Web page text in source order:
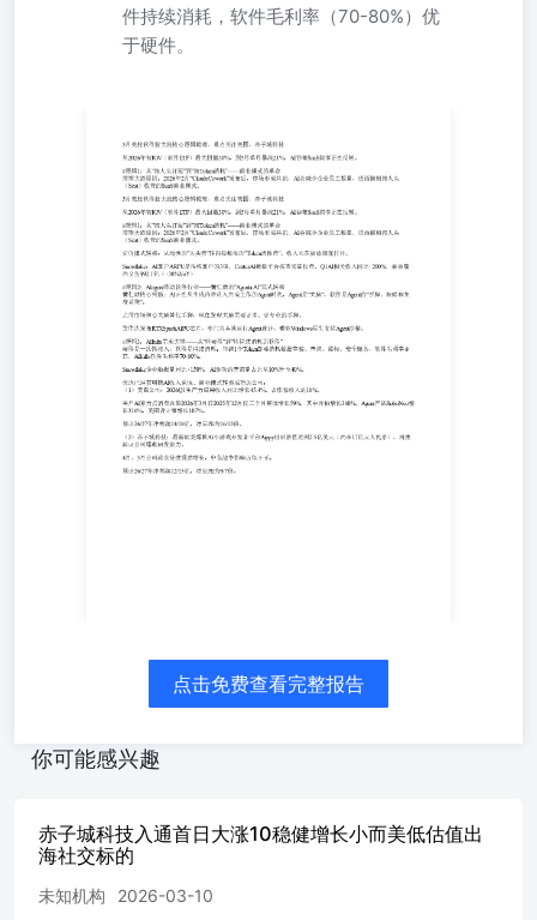
件持续消耗，软件毛利率（70-80%）优
于硬件。
21%，AI吞噬SaaS叙事正在反转。 #逻辑1：从”按人头订
阅”到”按Token消耗”——商业模式的革命前期大跌原因：
2026年2月”ClaudeCowork”发布后，市场形成共识，AI会减
少企业员工数量，进而摧毁按人头（Seat）收费的SaaS商业
模式。 5月美股软件股大涨核心逻辑梳理，重点关注美图、
赤子城科技 从2026年初IGV（软件ETF）最大回撤30%，到
5月单月暴涨21%，AI吞噬SaaS叙事正在反转。 #逻辑1：
从”按人头订阅”到”按Token消耗”——商业模式的革命前期
大跌原因：2026年2月”ClaudeCowork”发布后，市场形成共
识，AI会减少企业员工数量，进而摧毁按人头（Seat）收费
的SaaS商业模式。 定价模式转移：从线性的”人头费”转向
指数级的”Token消耗费”，收入天花板被彻底打开。
Snowflake：AI客户ARPU是传统客户的3倍，CortexAI数据
平台按查询量收费，Q1AI相关收入同比+200%，剩余履约
增——从”炒硬件”到”炒持续消耗的软件”硬件是一次性投
入，软件是持续消耗：每跑1个Token都要消耗数据存储、查
率70-80%。 Snowflake企业数据量同比+150%，AI驱动的查
询量占比从10%升至40%。 优选已经有明确AI收入兑现、
应用收入同比增长45.4%，占影像收入的18%。 用户AI算力
点消费总额2026年3月较2025年12月仅三个月整体增长
美图设计室增长107%。 预计26/27年净利润14/18亿，对应
点击免费查看完整报告
你可能感兴趣
赤子城科技入通首日大涨10稳健增长小而美低估值出
海社交标的
未知机构 2026-03-10